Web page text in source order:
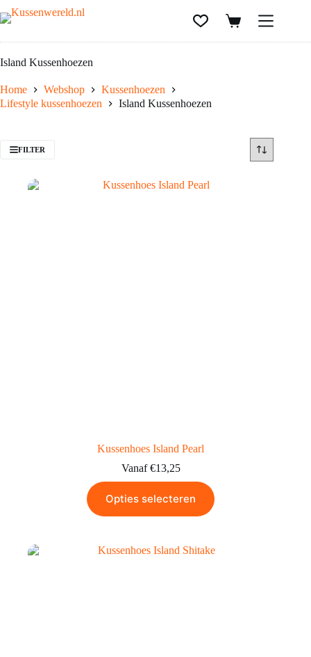
Island Kussenhoezen
Home Webshop
Kussenhoezen
Lifestyle kussenhoezen
Island Kussenhoezen
FILTER
Kussenhoes Island Pearl
Vanaf €13,25
Opties selecteren